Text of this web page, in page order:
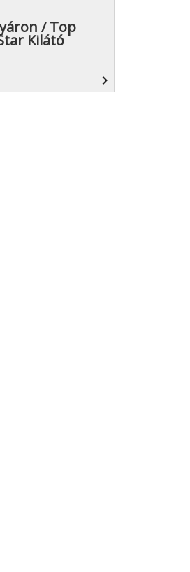
/ Top
Kilátó
navigate_next